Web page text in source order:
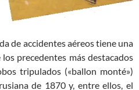
de accidentes aéreos tiene una
precedentes más destacados
tripulados («ballon monté»)
de 1870 y, entre ellos, el